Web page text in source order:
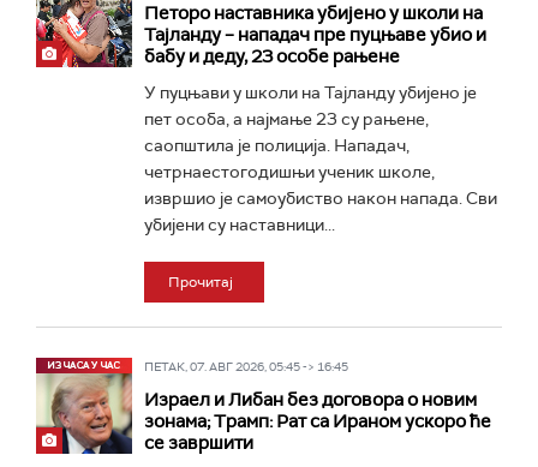
Петоро наставника убијено у школи на
Тајланду – нападач пре пуцњаве убио и
бабу и деду, 23 особе рањене
У пуцњави у школи на Тајланду убијено је
пет особа, а најмање 23 су рањене,
саопштила је полиција. Нападач,
четрнаестогодишњи ученик школе,
извршио је самоубиство након напада. Сви
убијени су наставници...
Прочитај
ПЕТАК, 07. АВГ 2026, 05:45 -> 16:45
Израел и Либан без договора о новим
зонама; Трамп: Рат са Ираном ускоро ће
се завршити